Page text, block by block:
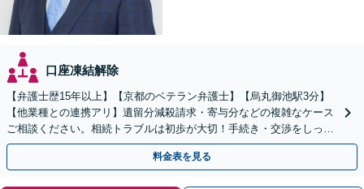
口座凍結解除
【弁護士歴15年以上】【京都のベテラン弁護士】【烏丸御池駅3分】
【他業種との連携アリ】遺留分減殺請求・寄与分などの複雑なケース
ご相談ください。相続トラブルは初歩が大切！手続き・交渉をしっか
りとサポートします。【初回面談無料】
料金表を見る